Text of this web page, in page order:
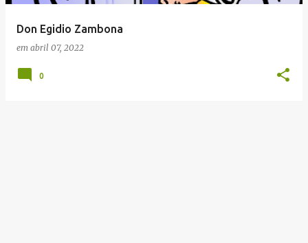
Don Egidio Zambona
em abril 07, 2022
0